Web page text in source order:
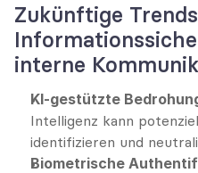
Zukünftige
interne
KI-gestützte
Intelligenz kann
identifizieren und
Biometrische